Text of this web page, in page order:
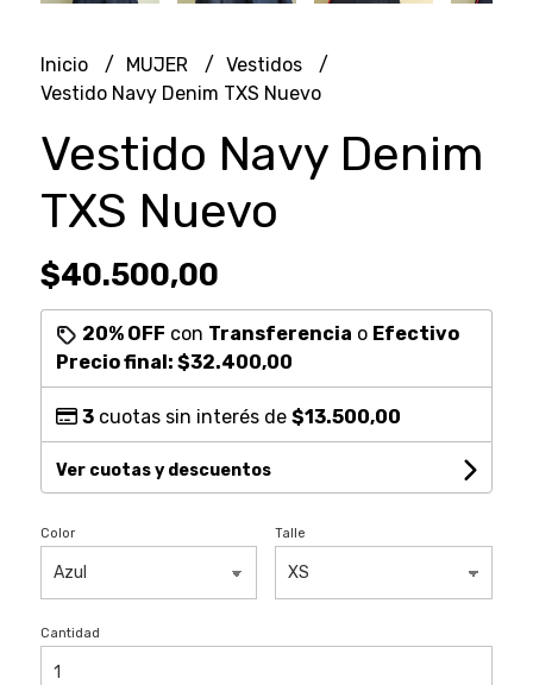
Inicio MUJER
Vestidos
Vestido Navy Denim TXS Nuevo
Vestido Navy Denim
TXS Nuevo
$40.500,00
20% OFF con Transferencia o Efectivo
Precio final: $32.400,00
3cuotas sin interés de $13.500,00
Ver cuotas y descuentos
Color Talle
Cantidad